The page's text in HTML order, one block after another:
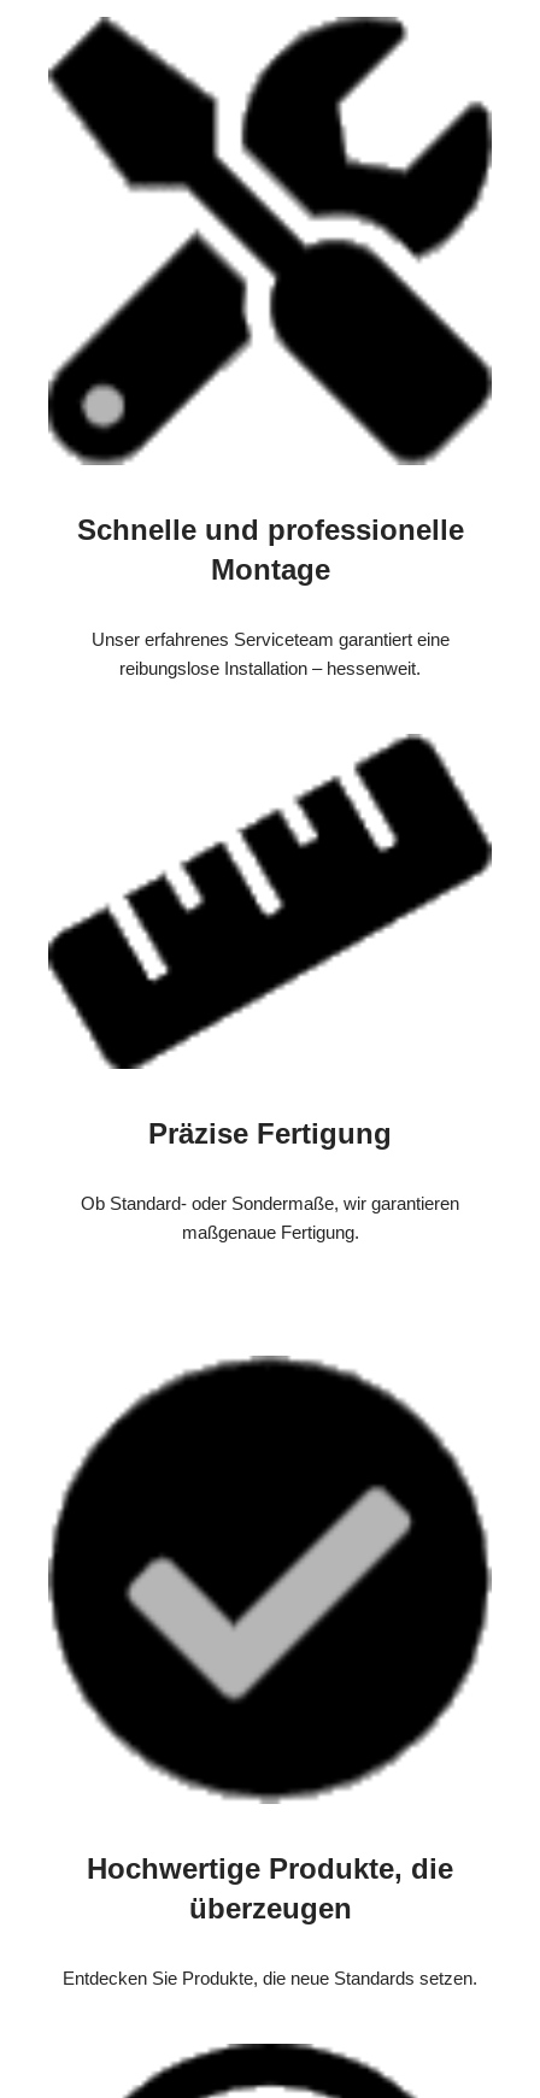
Schnelle und professionelle
Montage
Unser erfahrenes Serviceteam garantiert eine
reibungslose Installation – hessenweit.
Präzise Fertigung
Ob Standard- oder Sondermaße, wir garantieren
maßgenaue Fertigung.
Hochwertige Produkte, die
überzeugen
Entdecken Sie Produkte, die neue Standards setzen.